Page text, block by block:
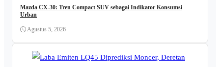
Mazda CX-30: Tren Compact SUV sebagai Indikator Konsumsi
Urban
Agustus 5, 2026